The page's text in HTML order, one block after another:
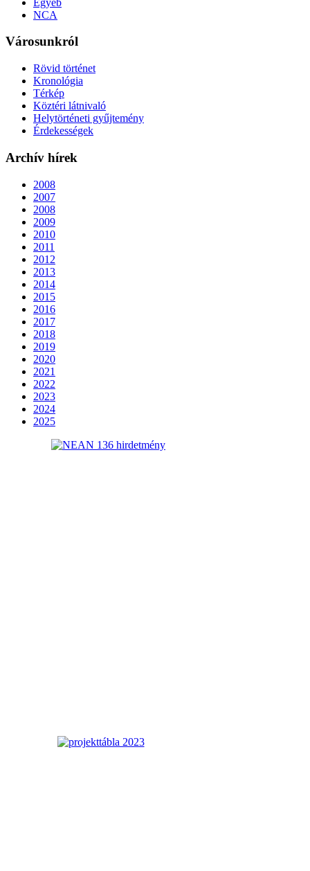
NCA
Városunkról
Rövid történet
Kronológia
Térkép
Köztéri látnivaló
Helytörténeti gyűjtemény
Érdekességek
Archív hírek
2008
2007
2008
2009
2010
2011
2012
2013
2014
2015
2016
2017
2018
2019
2020
2021
2022
2023
2024
2025